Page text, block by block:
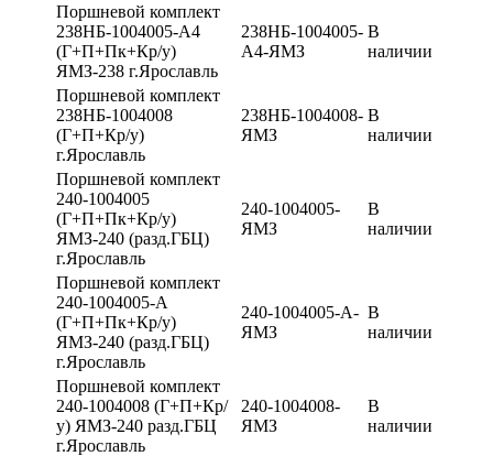
Поршневой комплект
238НБ-1004005-А4
(Г+П+Пк+Кр/у)
ЯМЗ-238 г.Ярославль
238НБ-1004005-
А4-ЯМЗ
В
наличии
Поршневой комплект
238НБ-1004008
(Г+П+Кр/у)
г.Ярославль
238НБ-1004008-
ЯМЗ
В
наличии
Поршневой комплект
240-1004005
(Г+П+Пк+Кр/у)
ЯМЗ-240 (разд.ГБЦ)
г.Ярославль
240-1004005-
ЯМЗ
В
наличии
Поршневой комплект
240-1004005-А
(Г+П+Пк+Кр/у)
ЯМЗ-240 (разд.ГБЦ)
г.Ярославль
240-1004005-А-
ЯМЗ
В
наличии
Поршневой комплект
240-1004008 (Г+П+Кр/
у) ЯМЗ-240 разд.ГБЦ
г.Ярославль
240-1004008-
ЯМЗ
В
наличии